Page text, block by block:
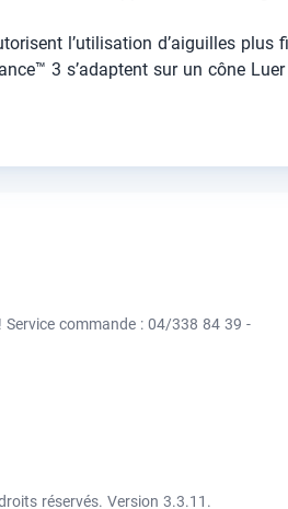
l’utilisation d’aiguilles
3 s’adaptent sur un cône
commande : 04/338 84 39 -
réservés. Version 3.3.11.